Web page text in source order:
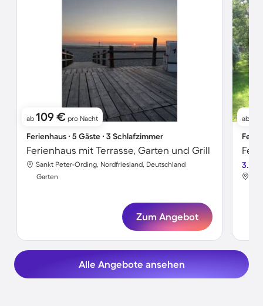
ab 109 € pro Nacht
Ferienhaus ∙ 5 Gäste ∙ 3 Schlafzimmer
Ferienhaus mit Terrasse, Garten und Grill
Sankt Peter-Ording, Nordfriesland, Deutschland
Garten
Zum Angebot
ab
3.7
Alle Angebote ansehen